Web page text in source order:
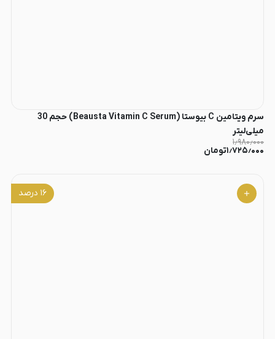
سرم ویتامین C بیوستا (Beausta Vitamin C Serum) حجم 30
میلی‌لیتر
۱٫۹۸۰٫۰۰۰
۱٫۷۲۵٫۰۰۰تومان
۱۶ درصد